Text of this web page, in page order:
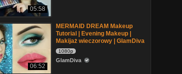
05:58
06:52
MERMAID DREAM Makeup
Tutorial | Evening Makeup |
Makijaż wieczorowy | GlamDiva
1080p
GlamDiva